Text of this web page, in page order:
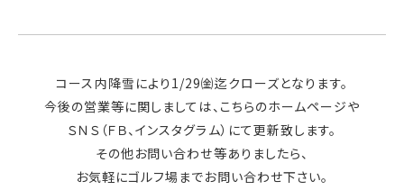
コース内降雪により1/29㈮迄クローズとなります。
今後の営業等に関しましては、こちらのホームページや
ＳＮＳ（ＦＢ、インスタグラム）にて更新致します。
その他お問い合わせ等ありましたら、
お気軽にゴルフ場までお問い合わせ下さい。